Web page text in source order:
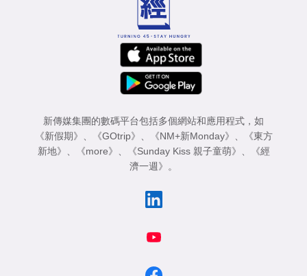
新傳媒集團的數碼平台包括多個網站和應用程式，如
《新假期》 、 《GOtrip》 、 《NM+新Monday》 、
《東方
新地》 、 《more》 、 《Sunday Kiss 親子童萌》 、
《經
濟一週》 。